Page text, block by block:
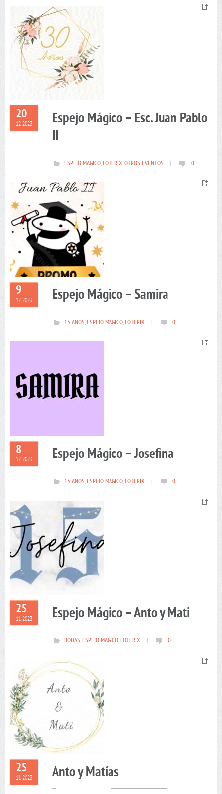
20
12 2023
Espejo Mágico – Esc. Juan Pablo
II
ESPEJO MAGICO,FOTERIX,OTROS EVENTOS 0
9
12 2023 Espejo Mágico – Samira
15 AÑOS,ESPEJO MAGICO,FOTERIX 0
8
12 2023 Espejo Mágico – Josefina
15 AÑOS,ESPEJO MAGICO,FOTERIX 0
25
11 2023 Espejo Mágico – Anto y Mati
BODAS,ESPEJO MAGICO,FOTERIX 0
25
11 2023 Anto y Matías